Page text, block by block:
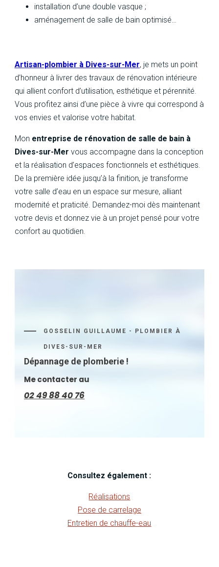
installation d’une double vasque ;
aménagement de salle de bain optimisé…
Artisan-plombier à Dives-sur-Mer, je mets un point
d’honneur à livrer des travaux de rénovation intérieure
qui allient confort d’utilisation, esthétique et pérennité.
Vous profitez ainsi d’une pièce à vivre qui correspond à
vos envies et valorise votre habitat.
Mon entreprise de rénovation de salle de bain à
Dives-sur-Mer vous accompagne dans la conception
et la réalisation d’espaces fonctionnels et esthétiques.
De la première idée jusqu’à la finition, je transforme
votre salle d’eau en un espace sur mesure, alliant
modernité et praticité. Demandez-moi dès maintenant
votre devis et donnez vie à un projet pensé pour votre
confort au quotidien.
GOSSELIN GUILLAUME - PLOMBIER À
DIVES-SUR-MER
Dépannage de plomberie !
Me contacter au
02 49 88 40 76
Consultez également :
Réalisations
Pose de carrelage
Entretien de chauffe-eau